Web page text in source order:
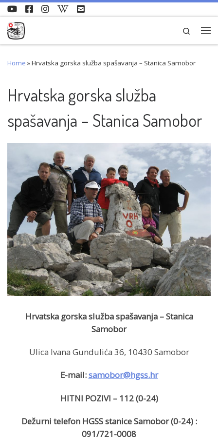
Skip to content
Search
Home »Hrvatska gorska služba spašavanja – Stanica Samobor
Hrvatska gorska služba
spašavanja – Stanica Samobor
Hrvatska gorska služba spašavanja – Stanica
Samobor
Ulica Ivana Gundulića 36, 10430 Samobor
E-mail:samobor@hgss.hr
HITNI POZIVI – 112 (0-24)
Dežurni telefon HGSS stanice Samobor (0-24) :
091/721-0008